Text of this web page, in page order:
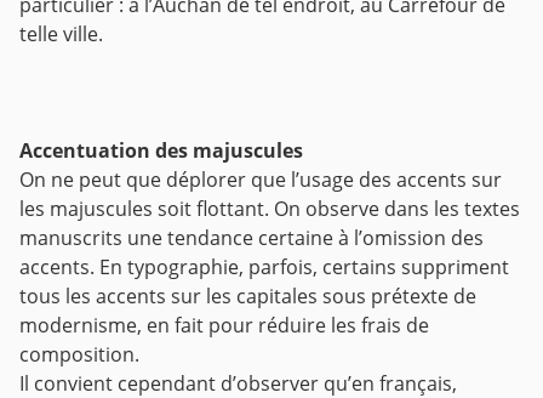
telle ville.
Accentuation des majuscules
On ne peut que déplorer que l’usage des accents sur
les majuscules soit flottant. On observe dans les textes
manuscrits une tendance certaine à l’omission des
accents. En typographie, parfois, certains suppriment
tous les accents sur les capitales sous prétexte de
modernisme, en fait pour réduire les frais de
composition.
Il convient cependant d’observer qu’en français,